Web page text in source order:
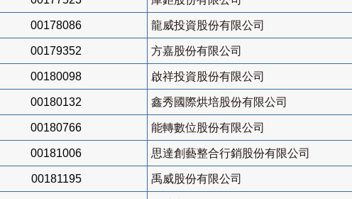
00178086 龍威投資股份有限公司
00179352 方嘉股份有限公司
00180098 啟祥投資股份有限公司
00180132 鑫秀國際烘培股份有限公司
00180766 能轉數位股份有限公司
00181006 思達創藝整合行銷股份有限公司
00181195 禹威股份有限公司